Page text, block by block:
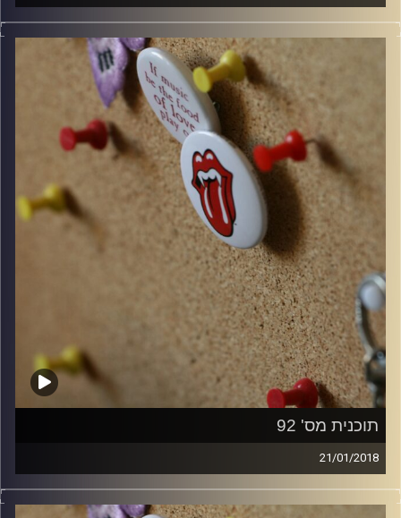
קלאסיקות רוק עם אורן הוף.
włodi
תוכנית מס' 92
21/01/2018
קלאסיקות רוק עם אורן הוף.